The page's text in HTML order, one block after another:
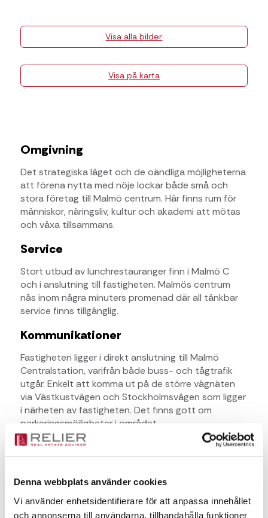
Denna webbplats använder cookies
Vi använder enhetsidentifierare för att anpassa innehållet
och annonserna till användarna, tillhandahålla funktioner
Visa alla bilder
Visa på karta
Omgivning
Det strategiska läget och de oändliga möjligheterna
att förena nytta med nöje lockar både små och
stora företag till Malmö centrum. Här finns rum för
människor, näringsliv, kultur och akademi att mötas
och växa tillsammans.
Service
Stort utbud av lunchrestauranger finn i Malmö C
och i anslutning till fastigheten. Malmös centrum
nås inom några minuters promenad där all tänkbar
service finns tillgänglig.
Kommunikationer
Fastigheten ligger i direkt anslutning till Malmö
Centralstation, varifrån både buss- och tågtrafik
utgår. Enkelt att komma ut på de större vägnäten
via Västkustvägen och Stockholmsvägen som ligger
i närheten av fastigheten. Det finns gott om
parkeringsmöjligheter i området.
Fanny Pålsson